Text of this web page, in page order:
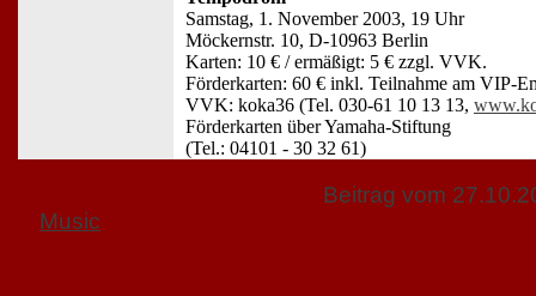
Samstag, 1. November 2003, 19 Uhr
Möckernstr. 10, D-10963 Berlin
Karten: 10 € / ermäßigt: 5 € zzgl. VVK.
Förderkarten: 60 € inkl. Teilnahme am VIP-
VVK: koka36 (Tel. 030-61 10 13 13,
Förderkarten über Yamaha-Stiftung
(Tel.: 04101 - 30 32 61)
Music
Beitrag vom